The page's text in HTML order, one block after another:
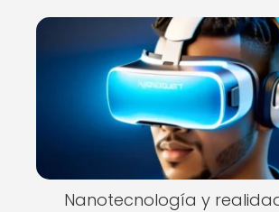
Nanotecnología y